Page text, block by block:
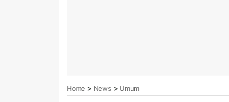
Home > News > Umum